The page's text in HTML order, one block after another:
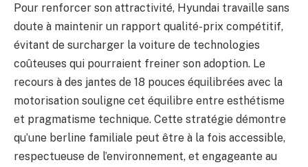
Pour renforcer son attractivité, Hyundai travaille sans
doute à maintenir un rapport qualité-prix compétitif,
évitant de surcharger la voiture de technologies
coûteuses qui pourraient freiner son adoption. Le
recours à des jantes de 18 pouces équilibrées avec la
motorisation souligne cet équilibre entre esthétisme
et pragmatisme technique. Cette stratégie démontre
qu’une berline familiale peut être à la fois accessible,
respectueuse de l’environnement, et engageante au